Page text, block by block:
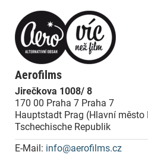
Aerofilms
Jirečkova 1008/ 8
170 00 Praha 7 Praha 7
Hauptstadt Prag (Hlavní město
Tschechische Republik
E-Mail: info@aerofilms.cz